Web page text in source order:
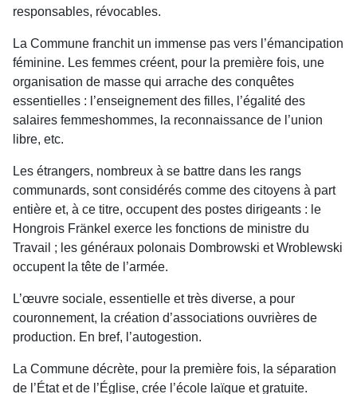
responsables, révocables.
La Commune franchit un immense pas vers l’émancipation
féminine. Les femmes créent, pour la première fois, une
organisation de masse qui arrache des conquêtes
essentielles : l’enseignement des filles, l’égalité des
salaires femmeshommes, la reconnaissance de l’union
libre, etc.
Les étrangers, nombreux à se battre dans les rangs
communards, sont considérés comme des citoyens à part
entière et, à ce titre, occupent des postes dirigeants : le
Hongrois Fränkel exerce les fonctions de ministre du
Travail ; les généraux polonais Dombrowski et Wroblewski
occupent la tête de l’armée.
L’œuvre sociale, essentielle et très diverse, a pour
couronnement, la création d’associations ouvrières de
production. En bref, l’autogestion.
La Commune décrète, pour la première fois, la séparation
de l’État et de l’Église, crée l’école laïque et gratuite.